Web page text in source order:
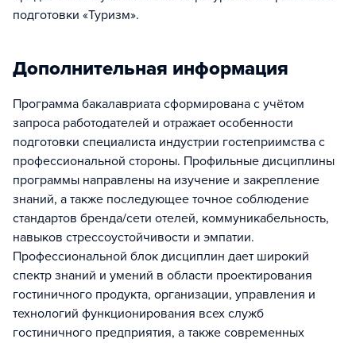
подготовки «Туризм».
Дополнительная информация
Программа бакалавриата сформирована с учётом
запроса работодателей и отражает особенности
подготовки специалиста индустрии гостеприимства с
профессиональной стороны. Профильные дисциплины
программы направлены на изучение и закрепление
знаний, а также последующее точное соблюдение
стандартов бренда/сети отелей, коммуникабельность,
навыков стрессоустойчивости и эмпатии.
Профессиональной блок дисциплин дает широкий
спектр знаний и умений в области проектирования
гостиничного продукта, организации, управления и
технологий функционирования всех служб
гостиничного предприятия, а также современных